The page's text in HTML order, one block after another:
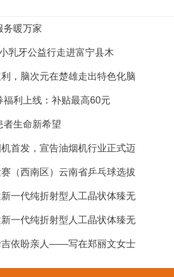
务暖万家
乳牙公益行走进富宁县木
，脑次元在楚雄走出特色化脑
利上线：补贴最高60元
者生命新希望
首发，宣告油烟机行业正式迈
（西南区）云南省乒乓球选拔
一代纯折射型人工晶状体臻无
一代纯折射型人工晶状体臻无
吉依盼亲人——写在郑丽文女士